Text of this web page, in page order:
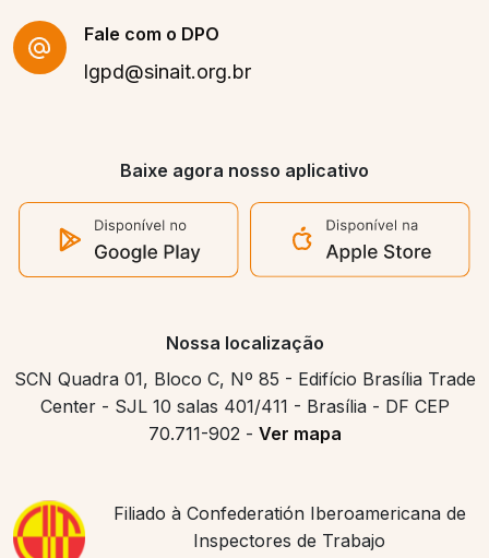
Fale com o DPO
lgpd@sinait.org.br
Baixe agora nosso aplicativo
Nossa localização
SCN Quadra 01, Bloco C, Nº 85 - Edifício Brasília Trade
Center - SJL 10 salas 401/411 - Brasília - DF CEP
70.711-902 - Ver mapa
Filiado à Confederatión Iberoamericana de
Inspectores de Trabajo